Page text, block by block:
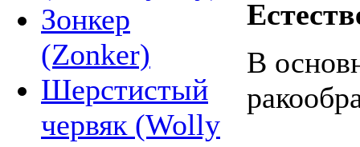
Зонкер
(Zonker)
Шерстистый
червяк (Wolly
В